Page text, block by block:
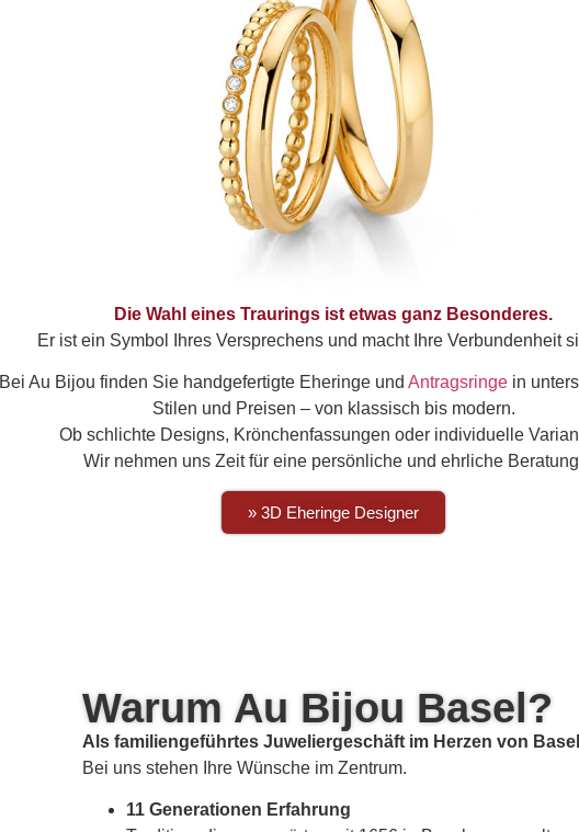
Die Wahl eines Traurings ist etwas ganz Besonderes.
Er ist ein Symbol Ihres Versprechens und macht Ihre Verbundenheit
Bei Au Bijou finden Sie handgefertigte Eheringe und Antragsringein
Stilen und Preisen – von klassisch bis modern.
Ob schlichte Designs, Krönchenfassungen oder individuelle
Wir nehmen uns Zeit für eine persönliche und ehrliche
» 3D Eheringe Designer
Warum Au Bijou Basel?
Als familiengeführtes Juweliergeschäft im Herzen von
Bei uns stehen Ihre Wünsche im Zentrum.
11 Generationen Erfahrung